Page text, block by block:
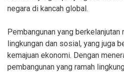
negara di kancah global.
Pembangunan yang
lingkungan dan sosial, yang juga
kemajuan ekonomi. Dengan
pembangunan yang ramah